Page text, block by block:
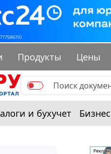
Продукты Цены
и бухучет Бизнес